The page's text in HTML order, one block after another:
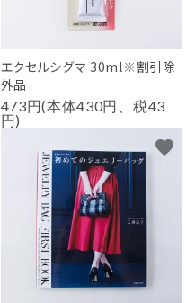
エクセルシグマ 30ml※割引除
外品
473円(本体430円、税43
円)
favorite